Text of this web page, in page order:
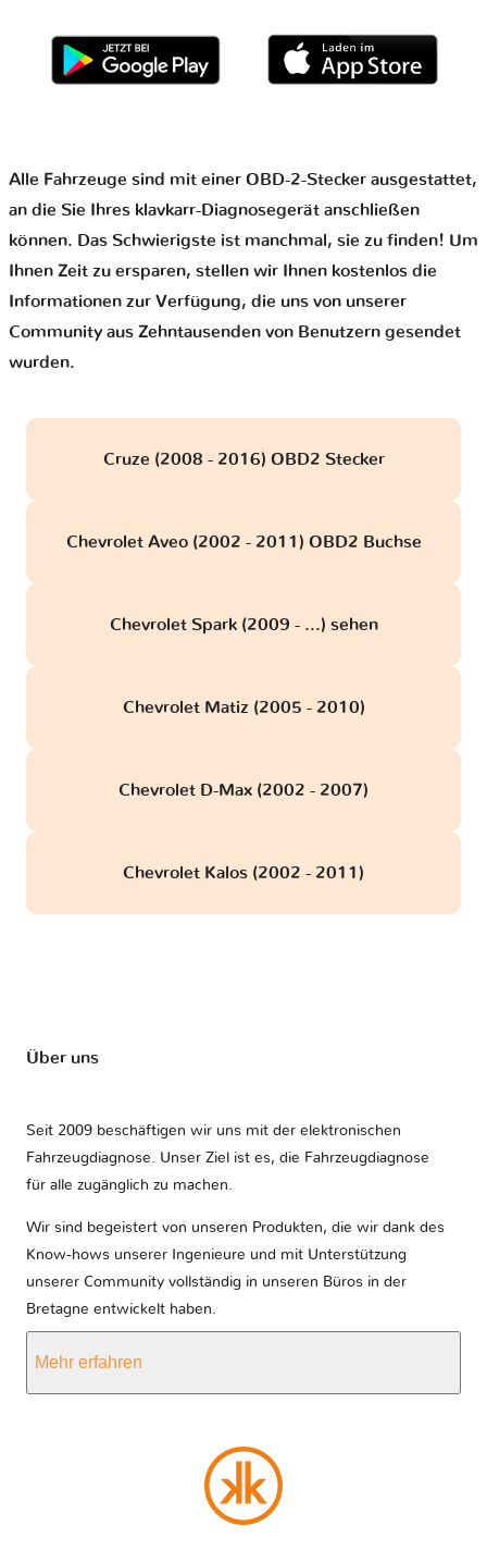
Alle Fahrzeuge sind mit einer OBD-2-Stecker ausgestattet,
an die Sie Ihres klavkarr-Diagnosegerät anschließen
können. Das Schwierigste ist manchmal, sie zu finden! Um
Ihnen Zeit zu ersparen, stellen wir Ihnen kostenlos die
Informationen zur Verfügung, die uns von unserer
Community aus Zehntausenden von Benutzern gesendet
wurden.
Cruze (2008 - 2016) OBD2 Stecker
Chevrolet Aveo (2002 - 2011) OBD2 Buchse
Chevrolet Spark (2009 - ...) sehen
Chevrolet Matiz (2005 - 2010)
Chevrolet D-Max (2002 - 2007)
Chevrolet Kalos (2002 - 2011)
Über uns
Seit 2009 beschäftigen wir uns mit der elektronischen
Fahrzeugdiagnose. Unser Ziel ist es, die Fahrzeugdiagnose
für alle zugänglich zu machen.
Wir sind begeistert von unseren Produkten, die wir dank des
Know-hows unserer Ingenieure und mit Unterstützung
unserer Community vollständig in unseren Büros in der
Bretagne entwickelt haben.
Mehr erfahren